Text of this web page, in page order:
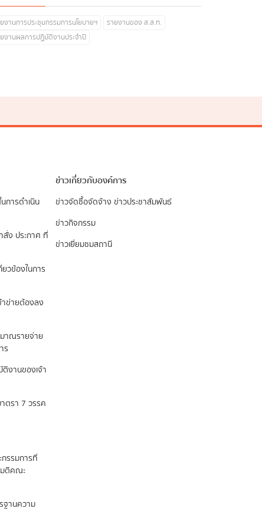
งานการประชุมกรรมการนโยบายฯ
รายงานของ ส.ส.ท.
งานผลการปฏิบัติงานประจำปี
การดำเนิน
สั่ง ประกาศ ที่
วข้องในการ
าข่ายต้องลง
มาณรายจ่าย
ร
งานของเจ้า
ตรา 7 วรรค
รรมการที่
ติคณะ
ฐานความ
ข่าวเกี่ยวกับองค์การ
ข่าวจัดซื้อจัดจ้าง ข่าวประชาสัมพันธ์
ข่าวกิจกรรม
ข่าวเยี่ยมชมสถานี